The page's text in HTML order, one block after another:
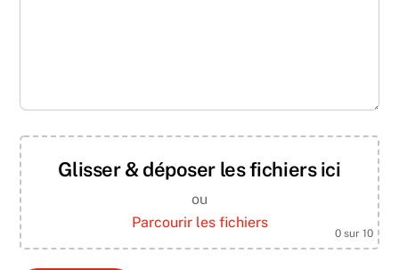
Glisser & déposer les fichiers ici
ou
Parcourir les fichiers
0sur 10